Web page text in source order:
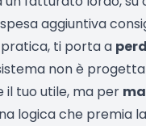
aggiuntiva
ti porta a
non è
il tuo utile, ma per
logica che premia